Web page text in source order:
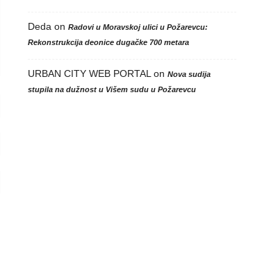
Deda on Radovi u Moravskoj ulici u Požarevcu:
Rekonstrukcija deonice dugačke 700 metara
URBAN CITY WEB PORTAL on Nova sudija
stupila na dužnost u Višem sudu u Požarevcu